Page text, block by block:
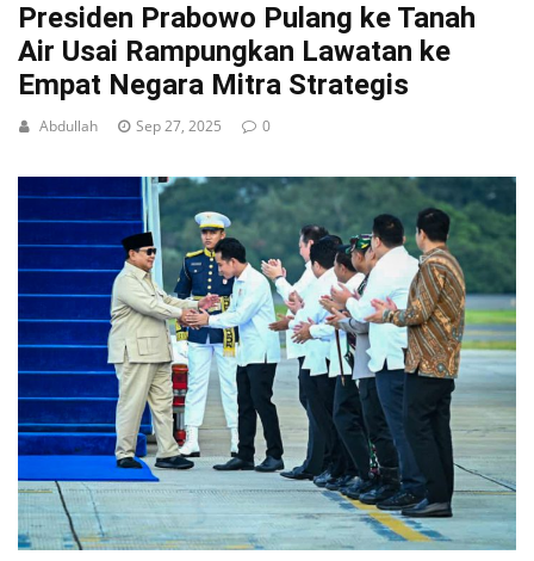
Presiden Prabowo Pulang ke Tanah
Air Usai Rampungkan Lawatan ke
Empat Negara Mitra Strategis
Abdullah Sep 27, 2025 0